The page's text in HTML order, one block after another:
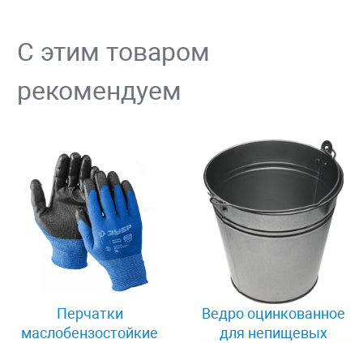
С этим товаром
рекомендуем
Перчатки
маслобензостойкие
Ведро оцинкованное
для непищевых